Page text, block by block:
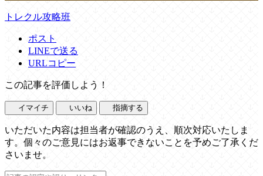
トレクル攻略班
ポスト
LINEで送る
URLコピー
この記事を評価しよう！
イマイチ いいね 指摘する
いただいた内容は担当者が確認のうえ、順次対応いたしま
す。個々のご意見にはお返事できないことを予めご了承くだ
さいませ。